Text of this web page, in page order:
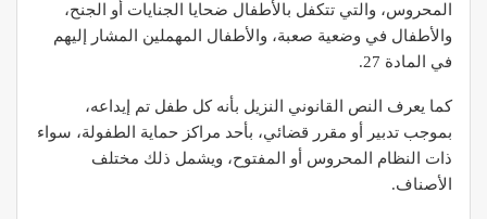
المحروس، والتي تتكفل بالأطفال ضحايا الجنايات أو الجنح،
والأطفال في وضعية صعبة، والأطفال المهملين المشار إليهم
في المادة 27.
كما يعرف النص القانوني النزيل بأنه كل طفل تم إيداعه،
بموجب تدبير أو مقرر قضائي، بأحد مراكز حماية الطفولة، سواء
ذات النظام المحروس أو المفتوح، ويشمل ذلك مختلف
الأصناف.